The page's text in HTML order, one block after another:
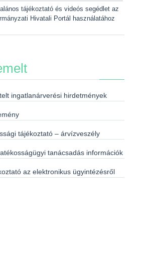
tájékoztató és videós segédlet az
Hivatali Portál használatához
ingatlanárverési hirdetmények
tájékoztató – árvízveszély
tanácsadás információk
az elektronikus ügyintézésről